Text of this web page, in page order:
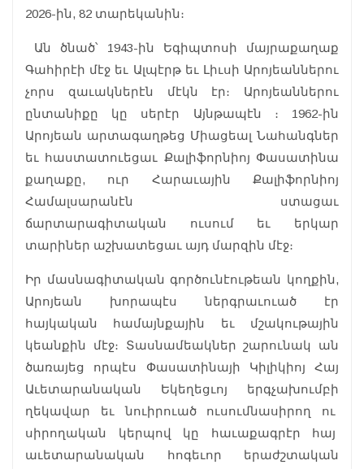
2026-ին, 82 տարեկանին։
Ան ծնած՝ 1943-ին Եգիպտոսի մայրաքաղաք
Գահիրէի մէջ եւ Ալպէրթ եւ Լիւսի Արոյեաններու
չորս զաւակներէն մէկն էր։ Արոյեաններու
ընտանիքը կը սերէր Այնթապէն ։ 1962-ին
Արոյեան արտագաղթեց Միացեալ Նահանգներ
եւ հաստատուեցաւ Քալիֆորնիոյ Փասատինա
քաղաքը, ուր Հարաւային Քալիֆորնիոյ
Համալսարանէն ստացաւ
ճարտարագիտական ուսում եւ երկար
տարիներ աշխատեցաւ այդ մարզին մէջ։
Իր մասնագիտական գործունէութեան կողքին,
Արոյեան խորապէս ներգրաւուած էր
հայկական համայնքային եւ մշակութային
կեանքին մէջ։ Տասնամեակներ շարունակ ան
ծառայեց որպէս Փասատինայի Կիլիկիոյ Հայ
Աւետարանական Եկեղեցւոյ երգչախումբի
ղեկավար եւ նուիրուած ուսումնասիրող ու
սիրողական կերպով կը հաւաքագրէր հայ
աւետարանական հոգեւոր երաժշտական